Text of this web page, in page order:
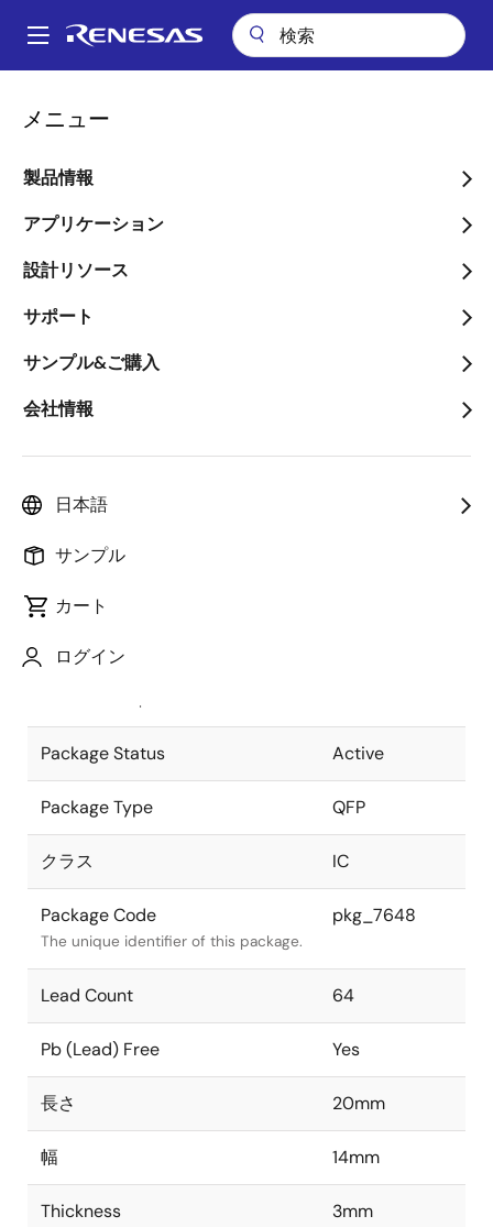
ン
Main
メニュー
製品情報
アプリケーション
設計リソース
サポート
サンプル&ご購入
会社情報
日本語
サンプル
カート
ログイン
パ
ン
く
ず
Name used to describe Renesas
A
Package code maintained as part of
JEITA Standard
The JEITA standard to which the
Package Status Active
Package Type QFP
クラス IC
Package Code
The unique identifier of this package.
pkg_7648
Lead Count 64
Pb (Lead) Free Yes
長さ 20mm
幅 14mm
Thickness 3mm